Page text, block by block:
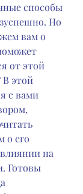
способы
Но
вам о
от этой
этой
с вами
о его
на
Готовы